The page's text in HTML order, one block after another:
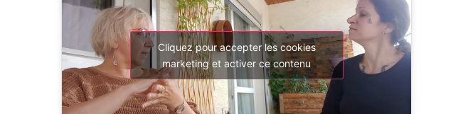
Cliquez pour accepter les cookies
marketing et activer ce contenu